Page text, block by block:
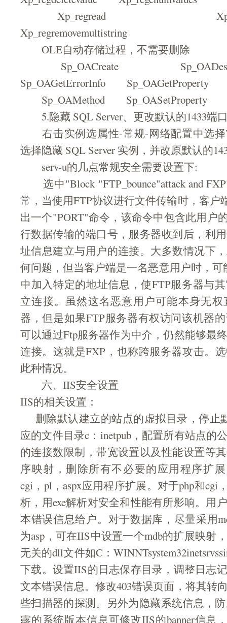
Xp_regread
Xp_regremovemultistring
OLE自动存储过程，不需要删除
Sp_OACreate
Sp_OAGetErrorInfo Sp_OAGetProperty
Sp_OAMethod Sp_OASetProperty
5.隐藏 SQL Server、更改默认的1433端
右击实例选属性-常规-网络配置中选择
选择隐藏 SQL Server 实例，并改原默认的
serv-u的几点常规安全需要设置下:
选中"Block "FTP_bounce"attack and
常，当使用FTP协议进行文件传输时，客户
出一个"PORT"命令，该命令中包含此用户
行数据传输的端口号，服务器收到后，利
址信息建立与用户的连接。大多数情况下
何问题，但当客户端是一名恶意用户时，可
中加入特定的地址信息，使FTP服务器与
立连接。虽然这名恶意用户可能本身无
器，但是如果FTP服务器有权访问该机器
可以通过Ftp服务器作为中介，仍然能够最
连接。这就是FXP，也称跨服务器攻击。
此种情况。
六、IIS安全设置
IIS的相关设置：
删除默认建立的站点的虚拟目录，停止
应的文件目录c：inetpub，配置所有站点的
的连接数限制，带宽设置以及性能设置等
序映射，删除所有不必要的应用程序扩展
cgi，pl，aspx应用程序扩展。对于php和cgi
析，用exe解析对安全和性能有所影响。用
本错误信息给户。对于数据库，尽量采用
为asp，可在IIS中设置一个mdb的扩展映射
无关的dll文件如C：
下载。设置IIS的日志保存目录，调整日志
文本错误信息。修改403错误页面，将其转
些扫描器的探测。另外为隐藏系统信息，
露的系统版本信息可修改IIS的banner信息